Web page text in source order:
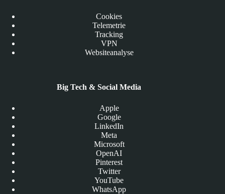
Cookies
Telemetrie
Tracking
VPN
Websiteanalyse
Big Tech & Social Media
Apple
Google
LinkedIn
Meta
Microsoft
OpenAI
Pinterest
Twitter
YouTube
WhatsApp